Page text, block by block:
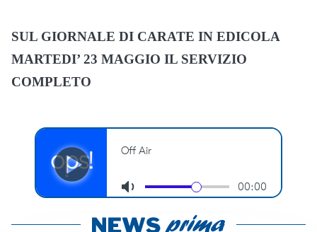
SUL GIORNALE DI CARATE IN EDICOLA
MARTEDI’ 23 MAGGIO IL SERVIZIO
COMPLETO